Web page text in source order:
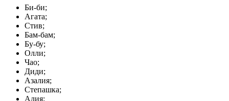
Би-би;
Агата;
Стив;
Бам-бам;
Бу-бу;
Олли;
Чао;
Диди;
Азалия;
Степашка;
Алия;